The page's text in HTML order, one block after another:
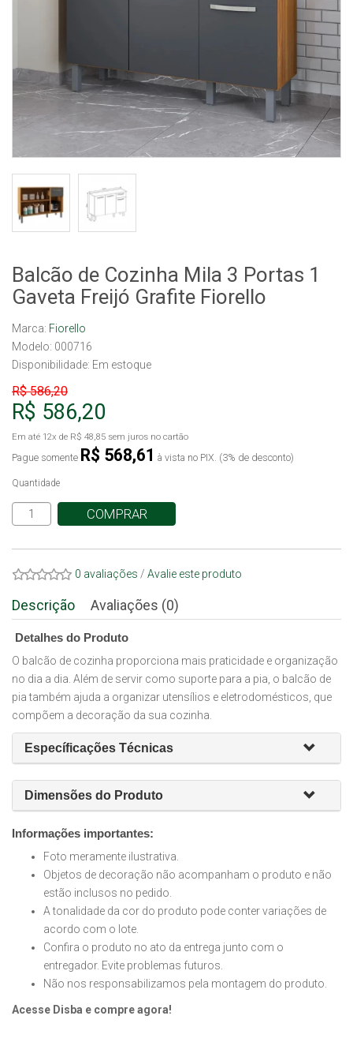
Balcão de Cozinha Mila 3 Portas 1
Gaveta Freijó Grafite Fiorello
Marca: Fiorello
Modelo: 000716
Disponibilidade: Em estoque
R$ 586,20
R$ 586,20
Em até 12x de R$ 48,85 sem juros no cartão
Pague somente R$ 568,61 à vista no PIX. (3% de desconto)
Quantidade
COMPRAR
0 avaliações / Avalie este produto
Descrição Avaliações (0)
Detalhes do Produto
O balcão de cozinha proporciona mais praticidade e organização
no dia a dia. Além de servir como suporte para a pia, o balcão de
pia também ajuda a organizar utensílios e eletrodomésticos, que
compõem a decoração da sua cozinha.
Específicações Técnicas
Dimensões do Produto
Informações importantes:
Foto meramente ilustrativa.
Objetos de decoração não acompanham o produto e não
estão inclusos no pedido.
A tonalidade da cor do produto pode conter variações de
acordo com o lote.
Confira o produto no ato da entrega junto com o
entregador. Evite problemas futuros.
Não nos responsabilizamos pela montagem do produto.
Acesse Disba e compre agora!